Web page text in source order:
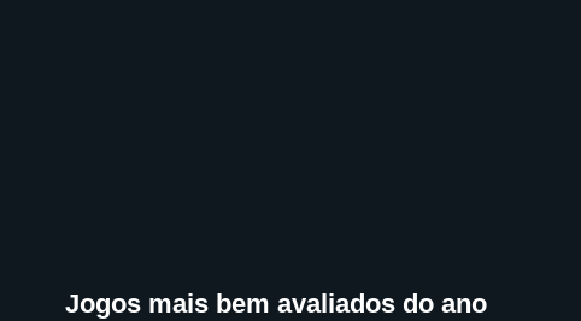
Jogos mais bem avaliados do ano